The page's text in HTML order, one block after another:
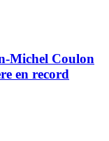
Michel Coulon
en record